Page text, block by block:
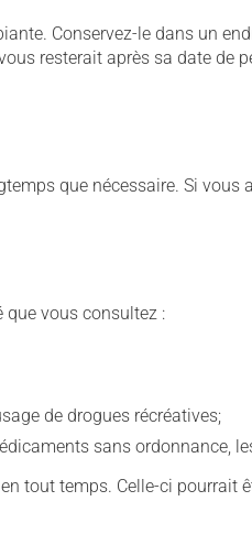
Conservez-le dans un
resterait après sa date de
que nécessaire. Si
vous consultez :
de drogues récréatives;
sans ordonnance,
tout temps. Celle-ci pourrait